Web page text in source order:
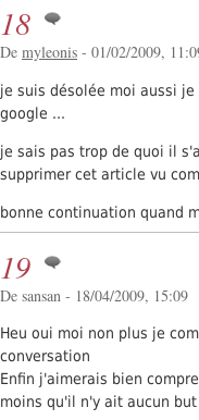
18
De myleonis - 01/02/2009,
je suis désolée moi aussi
google ...
je sais pas trop de quoi il
supprimer cet article vu
bonne continuation quand
19
De sansan - 18/04/2009, 15:09
Heu oui moi non plus je
conversation
Enfin j'aimerais bien
moins qu'il n'y ait aucun but